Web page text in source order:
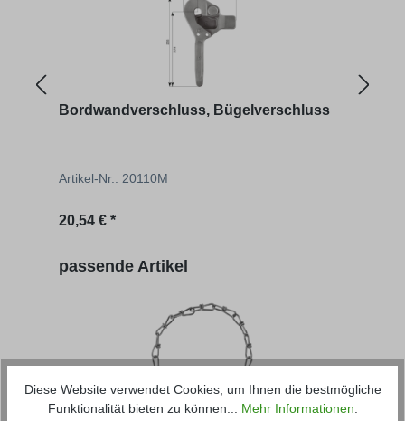
Bordwandverschluss, Bügelverschluss
Artikel-Nr.: 20110M
20,54 € *
Produktgalerie überspringen
passende Artikel
Diese Website verwendet Cookies, um Ihnen die bestmögliche
Funktionalität bieten zu können... Mehr Informationen.